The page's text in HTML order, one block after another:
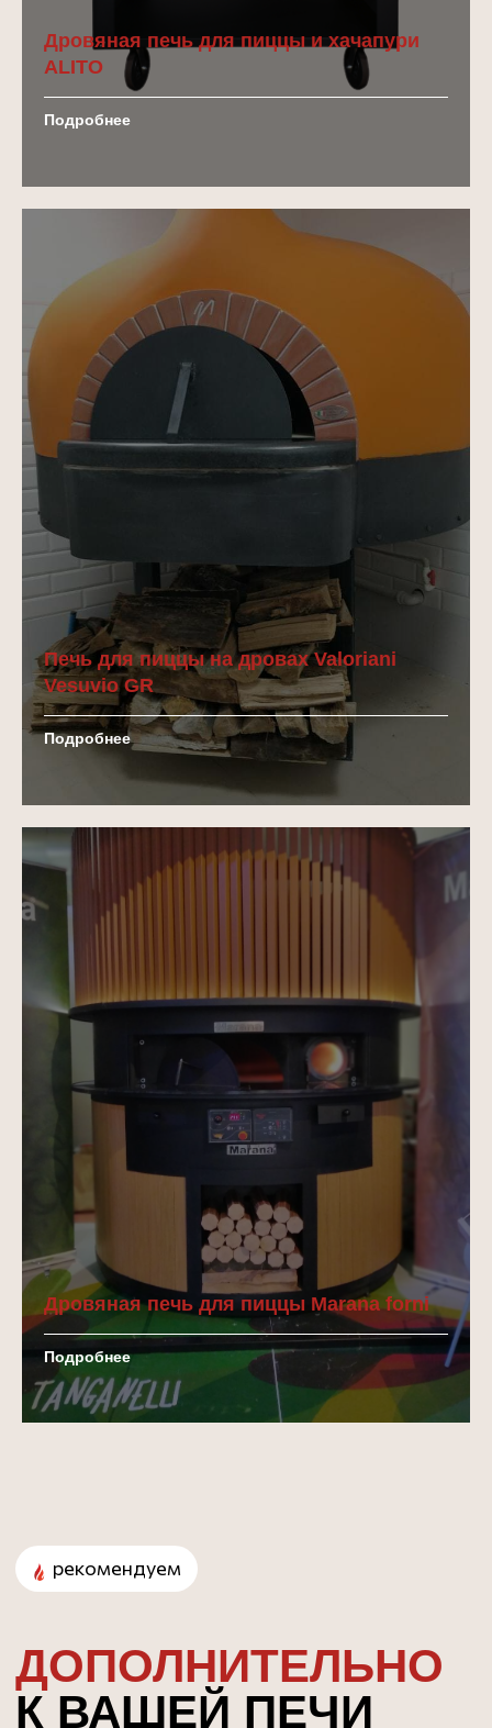
Дровяная печь для пиццы и хачапури
ALITO
Подробнее
Печь для пиццы на дровах Valoriani
Vesuvio GR
Подробнее
Дровяная печь для пиццы Marana forni
Подробнее
ДОПОЛНИТЕЛЬНО
рекомендуем
НОВАЯ ЖИЗНЬ
ВАШЕЙ ПЕЧИ
камни пода
ВСЕДЛЯ
ИДЕАЛЬНОЙ
ПИЦЦЫ
Онлайн-курсы для
пиццайоло и пекарей
Професиональная мука для пиццы